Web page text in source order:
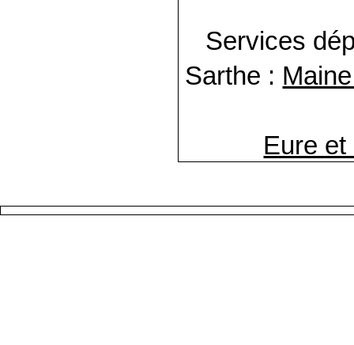
Services
Sarthe :
Eure et